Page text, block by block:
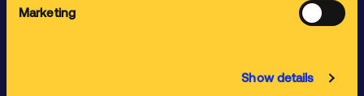
Marketing
Show details